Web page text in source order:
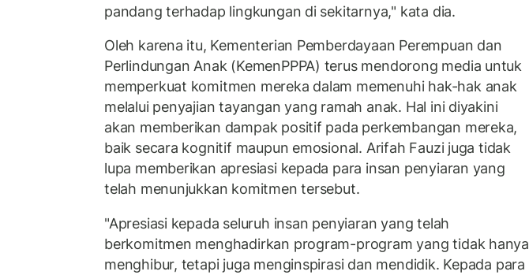
pandang terhadap lingkungan di sekitarnya," kata dia.
Oleh karena itu, Kementerian Pemberdayaan Perempuan dan
Perlindungan Anak (KemenPPPA) terus mendorong media untuk
memperkuat komitmen mereka dalam memenuhi hak-hak anak
melalui penyajian tayangan yang ramah anak. Hal ini diyakini
akan memberikan dampak positif pada perkembangan mereka,
baik secara kognitif maupun emosional. Arifah Fauzi juga tidak
lupa memberikan apresiasi kepada para insan penyiaran yang
telah menunjukkan komitmen tersebut.
"Apresiasi kepada seluruh insan penyiaran yang telah
berkomitmen menghadirkan program-program yang tidak hanya
menghibur, tetapi juga menginspirasi dan mendidik. Kepada para